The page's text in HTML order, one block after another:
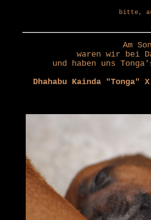
bitte,
Am
waren wir bei
und haben uns
Dhahabu Kainda "Tonga"